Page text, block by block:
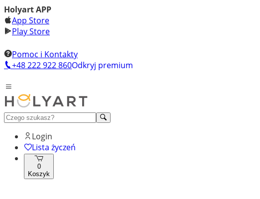
Holyart APP
App Store
Play Store
Pomoc i Kontakty
+48 222 922 860Odkryj premium
Login
Lista życzeń
0
Koszyk